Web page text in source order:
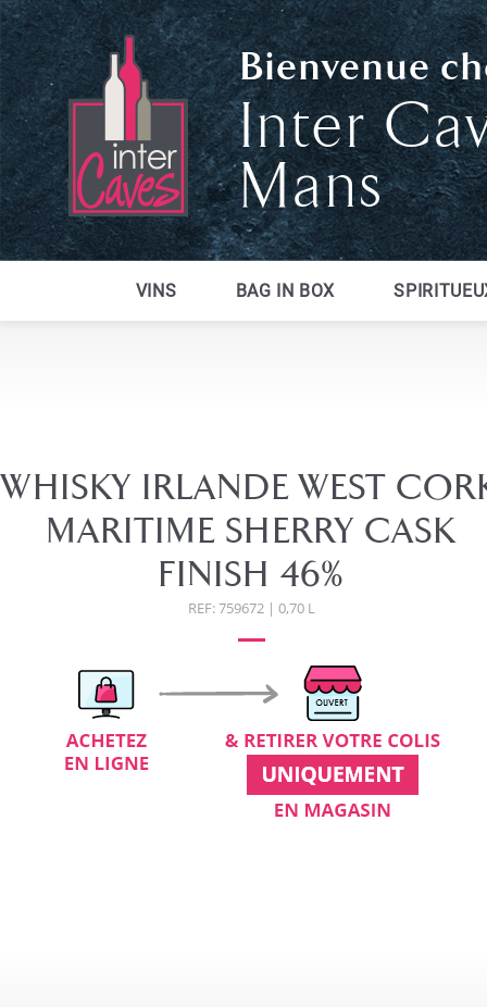
Bienvenue
Inter
Mans
VINS BAG IN BOX
WHISKY IRLANDE WEST
MARITIME SHERRY CASK
FINISH 46%
REF: 759672 | 0,70 L